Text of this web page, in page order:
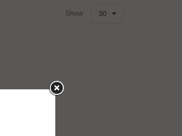
Show 30